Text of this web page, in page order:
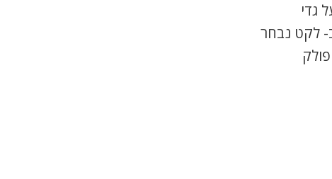
גדי
לקט נבחר